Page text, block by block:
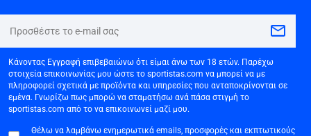
Κάνοντας Εγγραφή επιβεβαιώνω ότι είμαι άνω των 18 ετών. Παρέχω
στοιχεία επικοινωνίας μου ώστε το sportistas.com να μπορεί να με
πληροφορεί σχετικά με προϊόντα και υπηρεσίες που ανταποκρίνονται σε
εμένα. Γνωρίζω πως μπορώ να σταματήσω ανά πάσα στιγμή το
sportistas.com από το να επικοινωνεί μαζί μου.
Θέλω να λαμβάνω ενημερωτικά emails, προσφορές και εκπτωτικούς